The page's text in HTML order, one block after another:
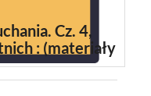
Cz. 4,
: (materiały